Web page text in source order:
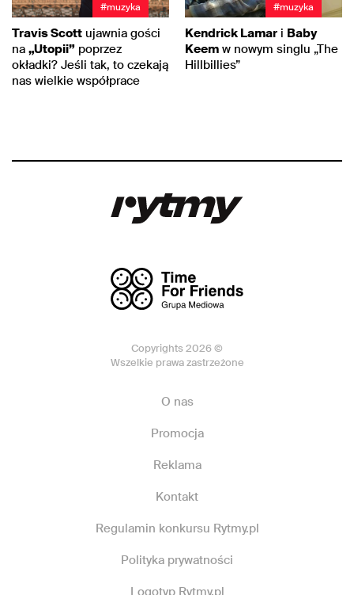
#muzyka
Travis Scott ujawnia gości
na „Utopii” poprzez
okładki? Jeśli tak, to czekają
nas wielkie współprace
#muzyka
Kendrick Lamar i Baby
Keem w nowym singlu „The
Hillbillies”
Copyrights 2026 ©
Wszelkie prawa zastrzeżone
O nas
Promocja
Reklama
Kontakt
Regulamin konkursu Rytmy.pl
Polityka prywatności
Logotyp Rytmy.pl